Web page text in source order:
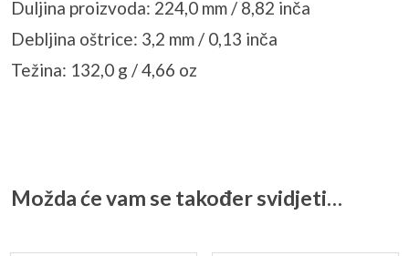
Duljina proizvoda: 224,0 mm / 8,82 inča
Debljina oštrice: 3,2 mm / 0,13 inča
Težina: 132,0 g / 4,66 oz
Možda će vam se također svidjeti…